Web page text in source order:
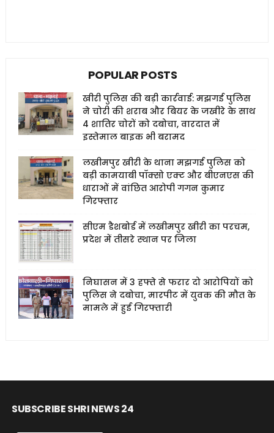
POPULAR POSTS
खीरी पुलिस की बड़ी कार्रवाई: मझगई पुलिस
ने चोरी की शराब और बियर के जखीरे के साथ
4 शातिर चोरों को दबोचा, वारदात में
इस्तेमाल बाइक भी बरामद
लखीमपुर खीरी के थाना मझगई पुलिस को
बड़ी कामयाबी पॉक्सो एक्ट और बीएनएस की
धाराओं में वांछित आरोपी गगन कुमार
गिरफ्तार
सीएम डैशबोर्ड में लखीमपुर खीरी का परचम,
प्रदेश में तीसरे स्थान पर जिला
निघासन में 3 हफ्ते से फरार दो आरोपियों को
पुलिस ने दबोचा, मारपीट में युवक की मौत के
मामले में हुई गिरफ्तारी
SUBSCRIBE SHRI NEWS 24